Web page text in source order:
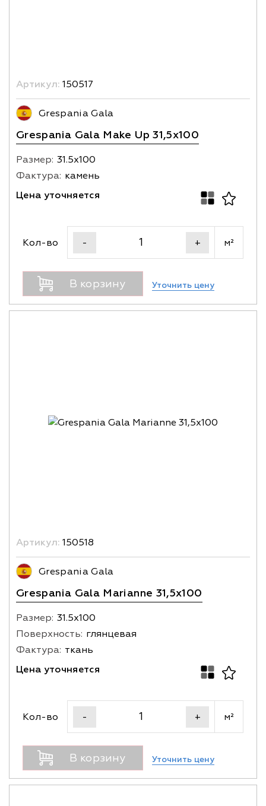
Артикул: 150517
Grespania Gala
Grespania Gala Make Up 31,5x100
Размер: 31.5х100
Фактура: камень
Цена уточняется
Кол-во - + м²
В корзину Уточнить цену
Артикул: 150518
Grespania Gala
Grespania Gala Marianne 31,5x100
Размер: 31.5х100
Поверхность: глянцевая
Фактура: ткань
Цена уточняется
Кол-во - + м²
В корзину Уточнить цену